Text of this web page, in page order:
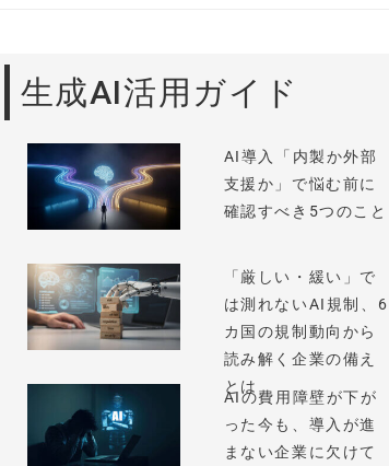
生成AI活用ガイド
AI導入「内製か外部
支援か」で悩む前に
確認すべき5つのこと
「厳しい・緩い」で
は測れないAI規制、6
カ国の規制動向から
読み解く企業の備え
とは
AIの費用障壁が下が
った今も、導入が進
まない企業に欠けて